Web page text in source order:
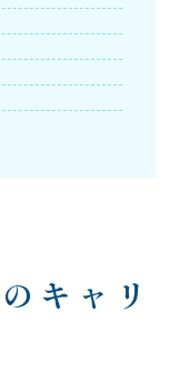
キャリ